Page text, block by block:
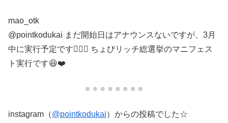
mao_otk
@pointkodukai まだ開始日はアナウンスないですが、3月
中に実行予定です🙋‍♀️✨ ちょびリッチ総選挙のマニフェス
ト実行です😆❤️
instagram（@pointkodukai）からの投稿でした☆